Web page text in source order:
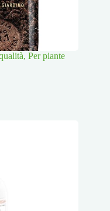
Per piante